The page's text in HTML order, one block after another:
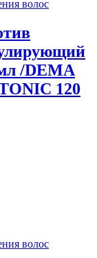
волос
/DEMA
120
волос